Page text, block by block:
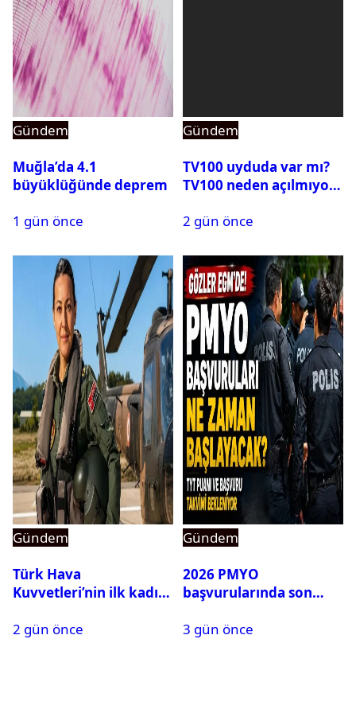
Gündem
Muğla’da 4.1
büyüklüğünde deprem
1 gün önce
Gündem
TV100 uyduda var mı?
TV100 neden açılmıyor?
2 gün önce
Gündem
Türk Hava
Kuvvetleri’nin ilk kadın
Karapınar hakkında
2 gün önce
Gündem
2026 PMYO
başvurularında son
3 gün önce